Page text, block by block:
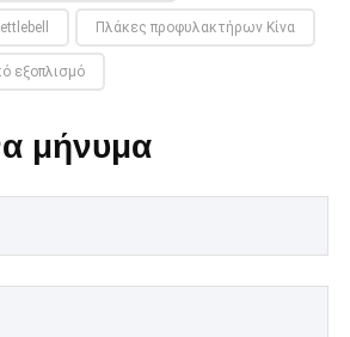
Πλάκες προφυλακτήρων Κίνα
εξοπλισμό
μήνυμα